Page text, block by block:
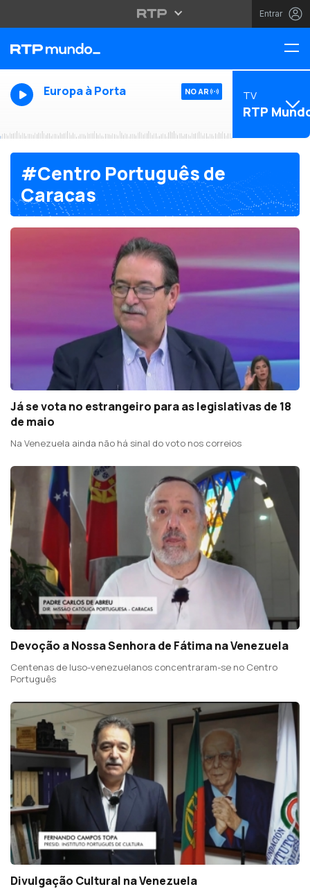
Entrar
Europa à Porta NO AR TV
RTP
#Centro Português de
Caracas
Já se vota no estrangeiro para as legislativas de 18
de maio
Na Venezuela ainda não há sinal do voto nos correios
Devoção a Nossa Senhora de Fátima na Venezuela
Centenas de luso-venezuelanos concentraram-se no Centro
Português
Divulgação Cultural na Venezuela